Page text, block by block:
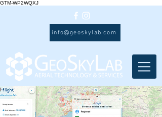
GTM-WP2WQXJ
info@geoskylab.com